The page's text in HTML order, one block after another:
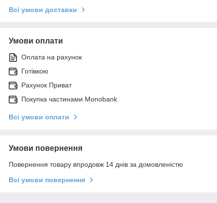
Всі умови доставки
Умови оплати
Оплата на рахунок
Готівкою
Рахунок Приват
Покупка частинами Monobank
Всі умови оплати
Умови повернення
Повернення товару впродовж 14 днів за домовленістю
Всі умови повернення